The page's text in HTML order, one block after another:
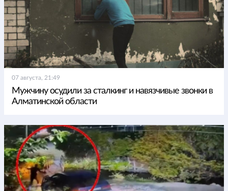
07 августа, 21:49
Мужчину осудили за сталкинг и навязчивые звонки в
Алматинской области